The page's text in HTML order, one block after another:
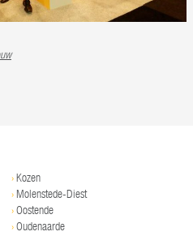
›Kozen
› Molenstede-Diest
›Oostende
›Oudenaarde